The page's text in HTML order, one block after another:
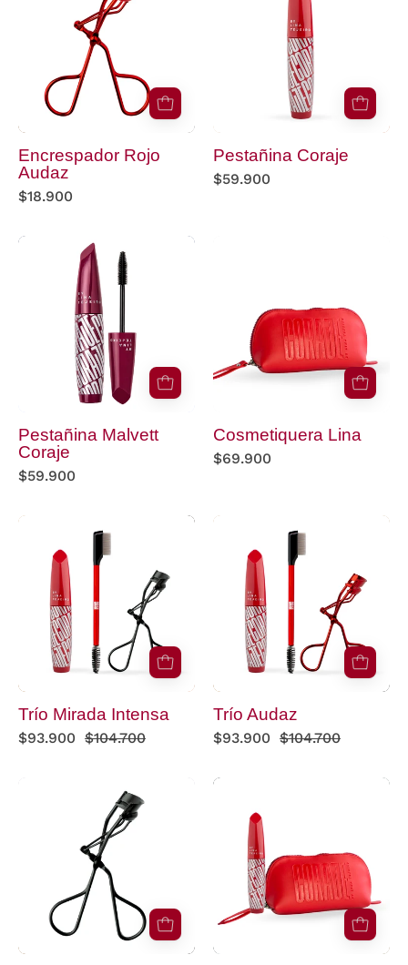
Audaz
Encrespador Rojo
Audaz
$18.900
fondo
blanco
Pestañina Coraje
$59.900
Malvett
Coraje
Pestañina Malvett
Coraje
$59.900
rojo
Cosmetiquera Lina
$69.900
Mirada
Intensa
Trío Mirada Intensa
$93.900 $104.700
Trío Audaz
$93.900 $104.700
Encrespador
Negro
Intenso
Cosmetiquera
Pestañina